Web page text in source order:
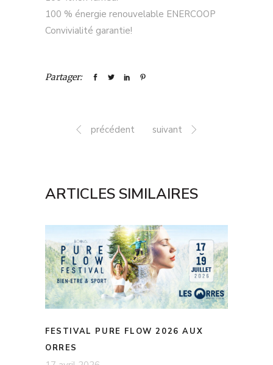
100 % énergie renouvelable ENERCOOP
Convivialité garantie!
Partager:
précédent suivant
ARTICLES SIMILAIRES
FESTIVAL PURE FLOW 2026 AUX
ORRES